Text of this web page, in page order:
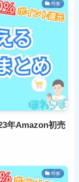
特集
年Amazon初売
特集